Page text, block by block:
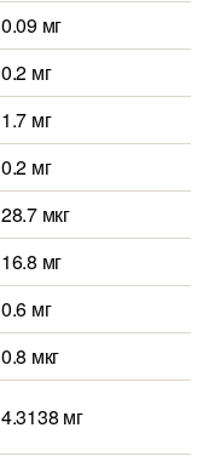
0.09 мг
0.2 мг
1.7 мг
0.2 мг
28.7 мкг
16.8 мг
0.6 мг
0.8 мкг
4.3138 мг